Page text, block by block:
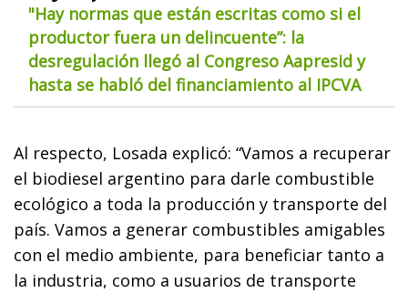
"Hay normas que están escritas como si el
productor fuera un delincuente”: la
desregulación llegó al Congreso Aapresid y
hasta se habló del financiamiento al IPCVA
Al respecto, Losada explicó: “Vamos a recuperar
el biodiesel argentino para darle combustible
ecológico a toda la producción y transporte del
país. Vamos a generar combustibles amigables
con el medio ambiente, para beneficiar tanto a
la industria, como a usuarios de transporte